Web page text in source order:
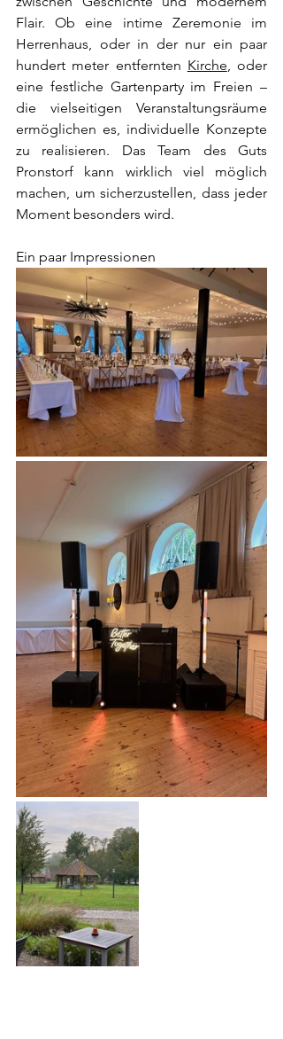
Flair. Ob eine intime Zeremonie im
Herrenhaus, oder in der nur ein paar
hundert meter entfernten Kirche, oder
eine festliche Gartenparty im Freien –
die vielseitigen Veranstaltungsräume
ermöglichen es, individuelle Konzepte
zu realisieren. Das Team des Guts
Pronstorf kann wirklich viel möglich
machen, um sicherzustellen, dass jeder
Moment besonders wird.
Ein paar Impressionen